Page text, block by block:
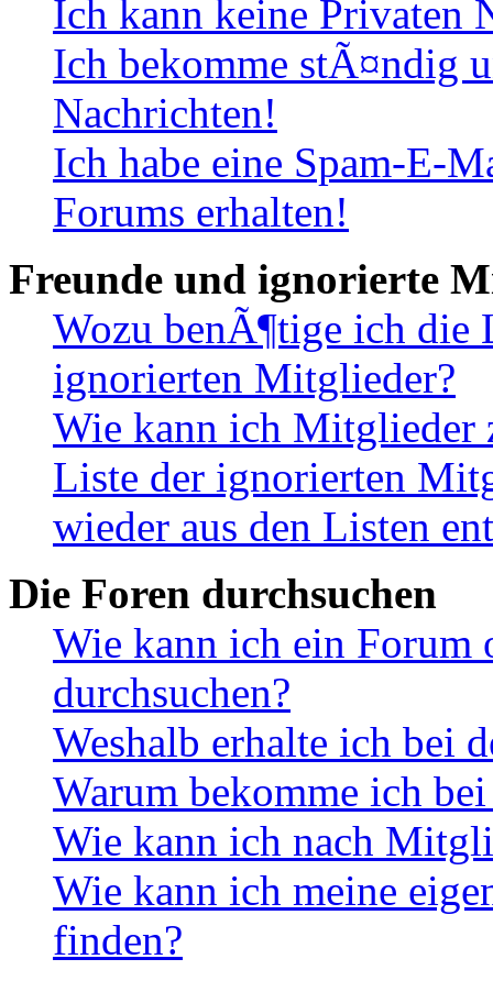
Ich kann keine Privaten
Ich bekomme stÃ¤ndig
Nachrichten!
Ich habe eine Spam-E-
Forums erhalten!
Freunde und ignorierte
Wozu benÃ¶tige ich die
ignorierten Mitglieder?
Wie kann ich Mitglieder
Liste der ignorierten
wieder aus den Listen
Die Foren durchsuchen
Wie kann ich ein Forum
durchsuchen?
Weshalb erhalte ich bei
Warum bekomme ich
Wie kann ich nach
Wie kann ich meine
finden?